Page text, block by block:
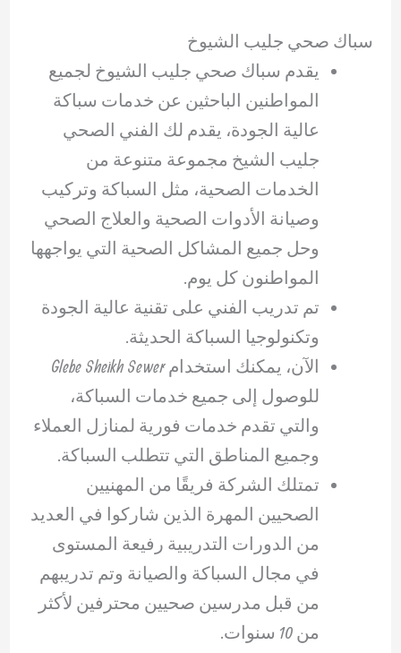
سباك صحي جليب الشيوخ
يقدم سباك صحي جليب الشيوخ لجميع
المواطنين الباحثين عن خدمات سباكة
عالية الجودة، يقدم لك الفني الصحي
جليب الشيخ مجموعة متنوعة من
الخدمات الصحية، مثل السباكة وتركيب
وصيانة الأدوات الصحية والعلاج الصحي
وحل جميع المشاكل الصحية التي يواجهها
المواطنون كل يوم.
تم تدريب الفني على تقنية عالية الجودة
وتكنولوجيا السباكة الحديثة.
الآن، يمكنك استخدام Glebe Sheikh Sewer
للوصول إلى جميع خدمات السباكة،
والتي تقدم خدمات فورية لمنازل العملاء
وجميع المناطق التي تتطلب السباكة.
تمتلك الشركة فريقًا من المهنيين
الصحيين المهرة الذين شاركوا في العديد
من الدورات التدريبية رفيعة المستوى
في مجال السباكة والصيانة وتم تدريبهم
من قبل مدرسين صحيين محترفين لأكثر
من 10 سنوات.